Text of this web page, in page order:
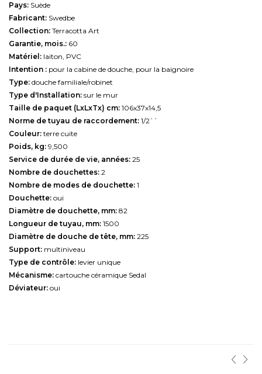
Pays: Suède
Fabricant: Swedbe
Collection: Terracotta Art
Garantie, mois.: 60
Matériel: laiton, PVC
Intention : pour la cabine de douche, pour la baignoire
Type: douche familiale/robinet
Type d'Installation: sur le mur
Taille de paquet (LxLxTx) cm: 106х37х14,5
Norme de tuyau de raccordement: 1/2``
Couleur: terre cuite
Poids, kg: 9,500
Service de durée de vie, années: 25
Nombre de douchettes: 2
Nombre de modes de douchette: 1
Douchette: oui
Diamètre de douchette, mm: 82
Longueur de tuyau, mm: 1500
Diamètre de douche de tête, mm: 225
Support: multiniveau
Type de contrôle: levier unique
Mécanisme: cartouche céramique Sedal
Déviateur: oui